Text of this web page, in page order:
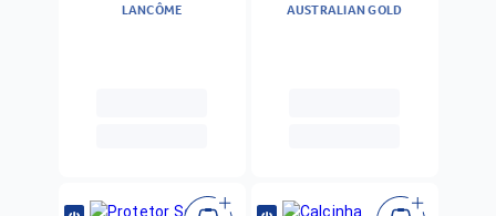
Lait De Parfum Nutritif
LANCÔME
Bronzer Fps 30 125 Ml
AUSTRALIAN GOLD